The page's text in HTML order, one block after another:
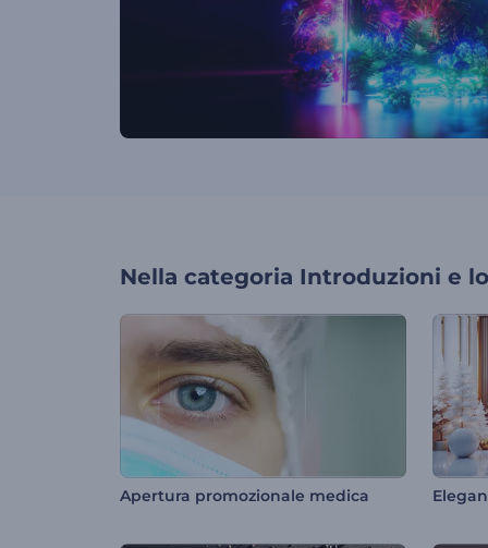
Nella categoria Introduzioni e
Apertura promozionale medica